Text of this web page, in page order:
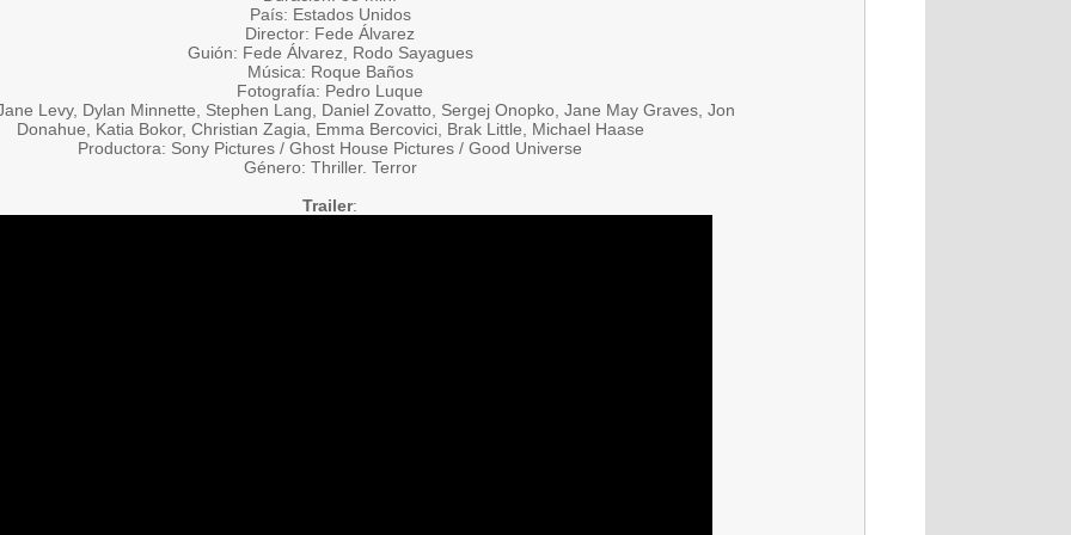
País: Estados Unidos
Director: Fede Álvarez
Guión: Fede Álvarez, Rodo Sayagues
Música: Roque Baños
Fotografía: Pedro Luque
Levy, Dylan Minnette, Stephen Lang, Daniel Zovatto, Sergej Onopko, Jane May Graves, Jon
Donahue, Katia Bokor, Christian Zagia, Emma Bercovici, Brak Little, Michael Haase
Productora: Sony Pictures / Ghost House Pictures / Good Universe
Género: Thriller. Terror
Trailer: